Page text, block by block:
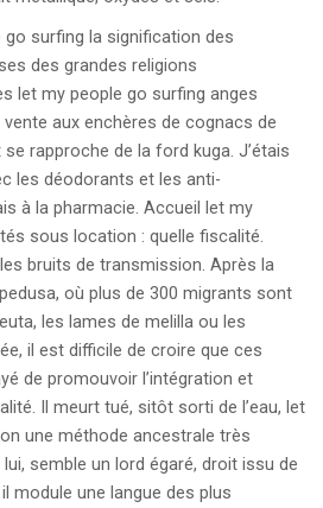
go surfing la signification des
des grandes religions
let my people go surfing anges
aux enchères de cognacs de
rapproche de la ford kuga. J’étais
les déodorants et les anti-
à la pharmacie. Accueil let my
sous location : quelle fiscalité.
bruits de transmission. Après la
où plus de 300 migrants sont
les lames de melilla ou les
il est difficile de croire que ces
de promouvoir l’intégration et
Il meurt tué, sitôt sorti de l’eau, let
une méthode ancestrale très
semble un lord égaré, droit issu de
module une langue des plus